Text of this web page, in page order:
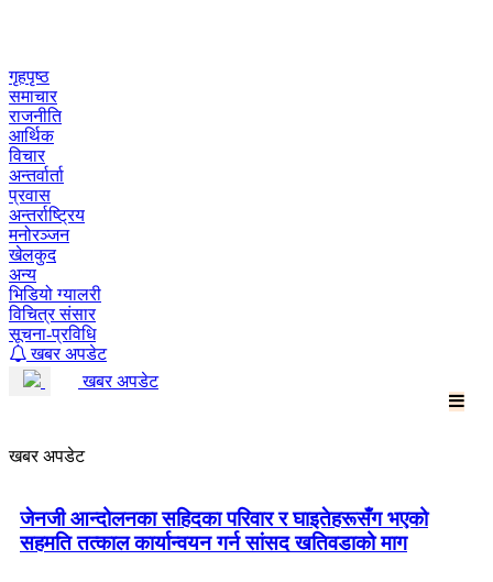
गृहपृष्ठ
समाचार
राजनीति
आर्थिक
विचार
अन्तर्वार्ता
प्रवास
अन्तर्राष्ट्रिय
मनोरञ्जन
खेलकुद
अन्य
भिडियो ग्यालरी
विचित्र संसार
सूचना-प्रविधि
खबर अपडेट
खबर अपडेट
खबर अपडेट
जेनजी आन्दोलनका सहिदका परिवार र घाइतेहरूसँग भएको
सहमति तत्काल कार्यान्वयन गर्न सांसद खतिवडाको माग